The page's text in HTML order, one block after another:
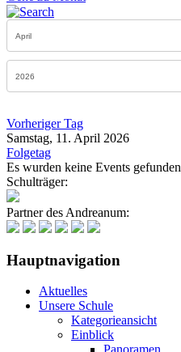
Vorheriger Tag
Samstag, 11. April 2026
Folgetag
Es wurden keine Events gefunden
Schulträger:
Partner des Andreanum:
Hauptnavigation
Aktuelles
Unsere Schule
Kategorieansicht
Einblick